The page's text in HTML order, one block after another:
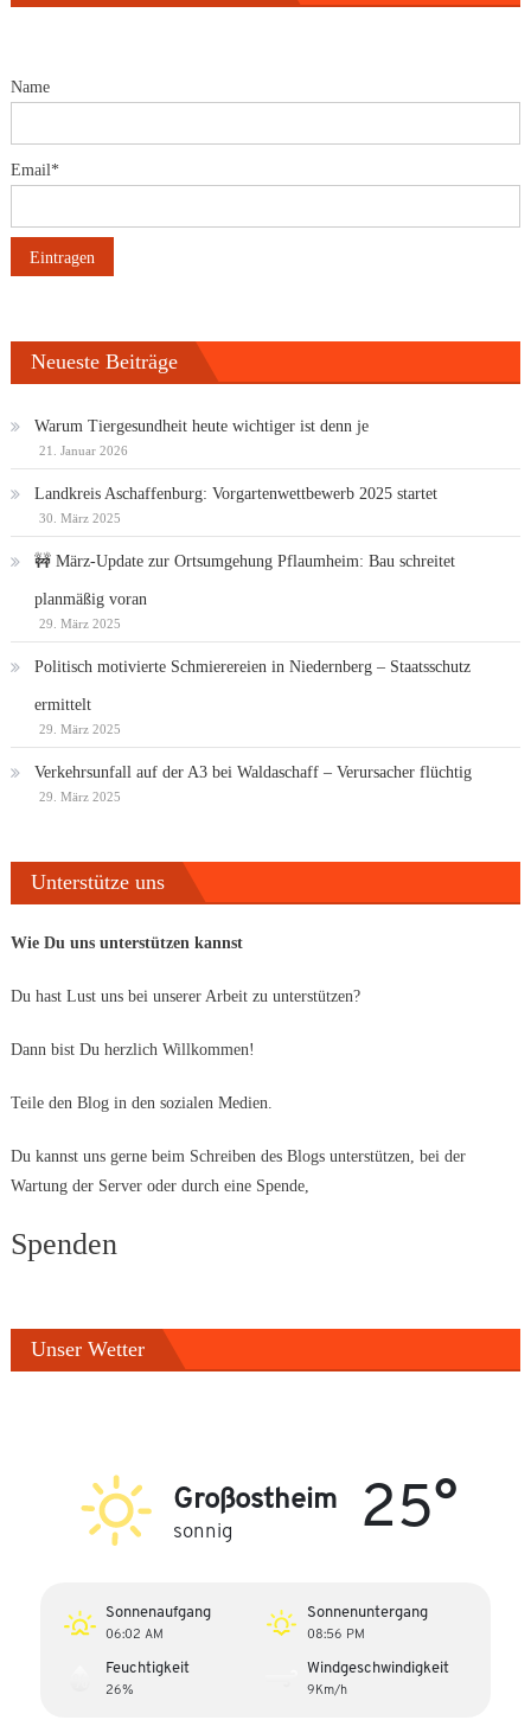
Name
Email*
Neueste Beiträge
Warum Tiergesundheit heute wichtiger ist denn je
21. Januar 2026
Landkreis Aschaffenburg: Vorgartenwettbewerb 2025 startet
30. März 2025
🚧 März-Update zur Ortsumgehung Pflaumheim: Bau schreitet
planmäßig voran
29. März 2025
Politisch motivierte Schmierereien in Niedernberg – Staatsschutz
ermittelt
29. März 2025
Verkehrsunfall auf der A3 bei Waldaschaff – Verursacher flüchtig
29. März 2025
Unterstütze uns
Wie Du uns unterstützen kannst
Du hast Lust uns bei unserer Arbeit zu unterstützen?
Dann bist Du herzlich Willkommen!
Teile den Blog in den sozialen Medien.
Du kannst uns gerne beim Schreiben des Blogs unterstützen, bei der
Wartung der Server oder durch eine Spende,
Spenden
Unser Wetter
Großostheim
sonnig 25°
Sonnenaufgang
06:02 AM
Sonnenuntergang
08:56 PM
Feuchtigkeit
26%
Windgeschwindigkeit
9Km/h